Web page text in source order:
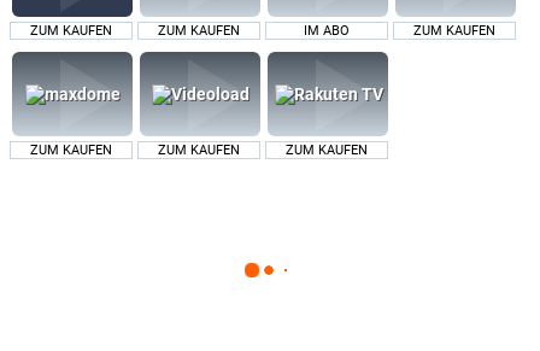
ZUM KAUFEN ZUM KAUFEN IM ABO ZUM KAUFEN
ZUM KAUFEN ZUM KAUFEN ZUM KAUFEN